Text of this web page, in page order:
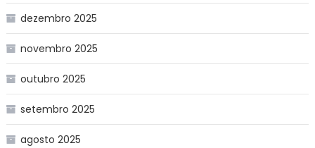
dezembro 2025
novembro 2025
outubro 2025
setembro 2025
agosto 2025